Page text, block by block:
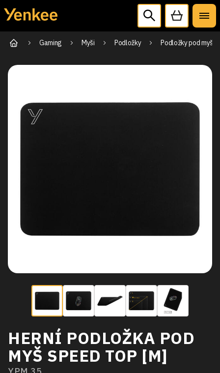
Gaming Myši Podložky Podložky pod myš
HERNÍ PODLOŽKA POD
MYŠ SPEED TOP [M]